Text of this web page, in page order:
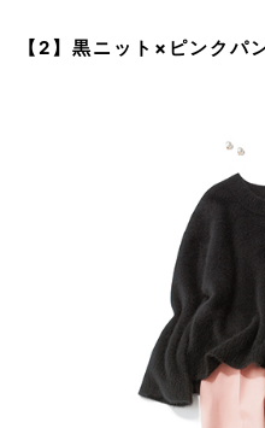
【2】黒ニット×ピンクパ